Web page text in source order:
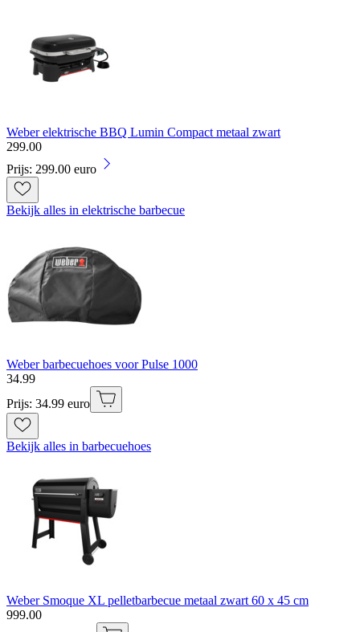
Weber elektrische BBQ Lumin Compact metaal zwart
299.00
Prijs: 299.00 euro
Bekijk alles in elektrische barbecue
Weber barbecuehoes voor Pulse 1000
34.99
Prijs: 34.99 euro
Bekijk alles in barbecuehoes
Weber Smoque XL pelletbarbecue metaal zwart 60 x 45 cm
999.00